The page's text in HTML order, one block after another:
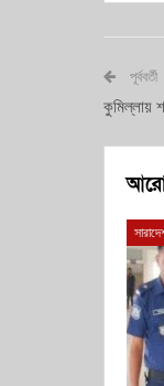
পূর্ববর্তী
কুমিল্লায়